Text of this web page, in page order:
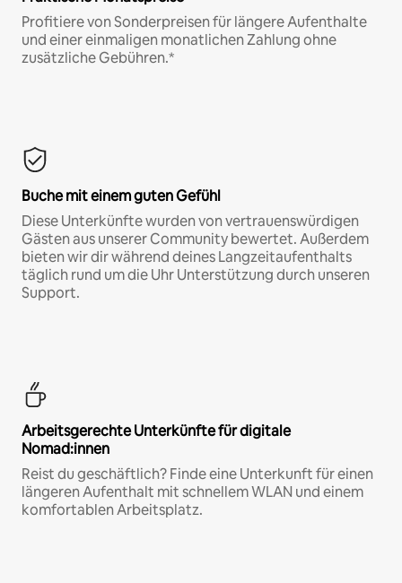
Profitiere von Sonderpreisen für längere Aufenthalte
und einer einmaligen monatlichen Zahlung ohne
zusätzliche Gebühren.*
Buche mit einem guten Gefühl
Diese Unterkünfte wurden von vertrauenswürdigen
Gästen aus unserer Community bewertet. Außerdem
bieten wir dir während deines Langzeitaufenthalts
täglich rund um die Uhr Unterstützung durch unseren
Support.
Arbeitsgerechte Unterkünfte für digitale
Nomad:innen
Reist du geschäftlich? Finde eine Unterkunft für einen
längeren Aufenthalt mit schnellem WLAN und einem
komfortablen Arbeitsplatz.